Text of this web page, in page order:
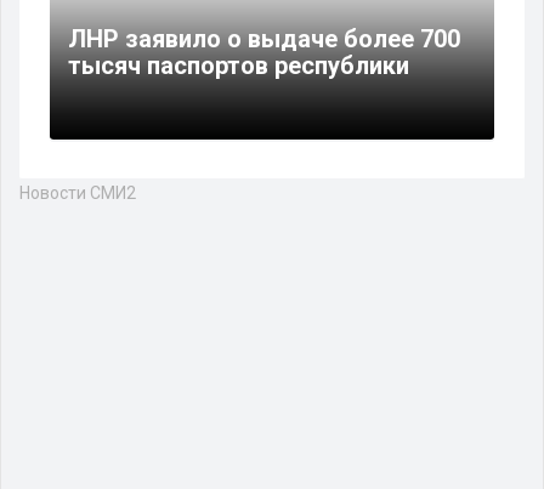
ЛНР заявило о выдаче более 700
тысяч паспортов республики
Новости СМИ2